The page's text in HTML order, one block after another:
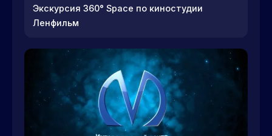
Экскурсия 360° Space по киностудии
Ленфильм